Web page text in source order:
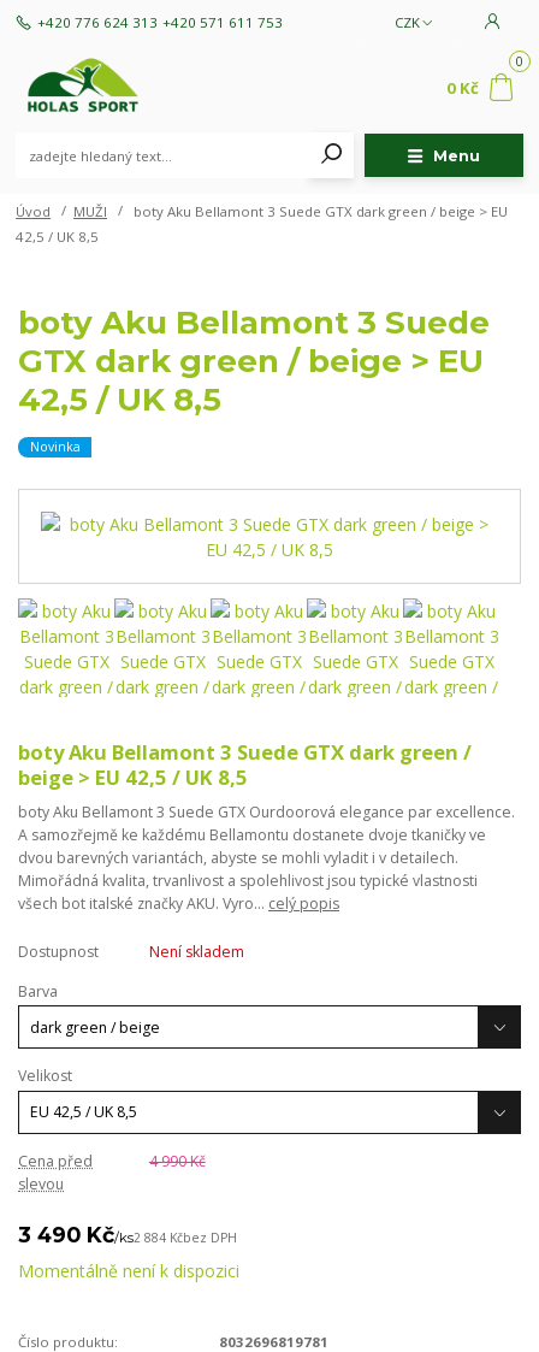
Menu
CZK
+420 776 624 313 +420 571 611 753
0
0 Kč
Úvod MUŽI
boty Aku Bellamont 3 Suede GTX dark green / beige > EU
42,5 / UK 8,5
boty Aku Bellamont 3 Suede
GTX dark green / beige > EU
42,5 / UK 8,5
Novinka
boty Aku Bellamont 3 Suede GTX dark green /
beige > EU 42,5 / UK 8,5
boty Aku Bellamont 3 Suede GTX Ourdoorová elegance par excellence.
A samozřejmě ke každému Bellamontu dostanete dvoje tkaničky ve
dvou barevných variantách, abyste se mohli vyladit i v detailech.
Mimořádná kvalita, trvanlivost a spolehlivost jsou typické vlastnosti
všech bot italské značky AKU. Vyro... celý popis
Dostupnost
Není skladem
Barva
Velikost
Cena před
slevou
4 990 Kč
3 490 Kč/ks2 884 Kčbez DPH
Momentálně není k dispozici
Číslo produktu:
8032696819781